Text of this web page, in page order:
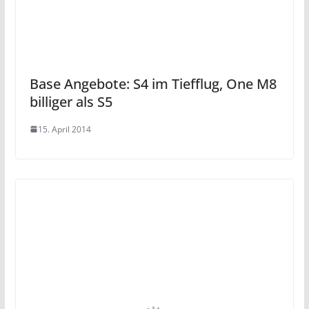
Base Angebote: S4 im Tiefflug, One M8
billiger als S5
15. April 2014